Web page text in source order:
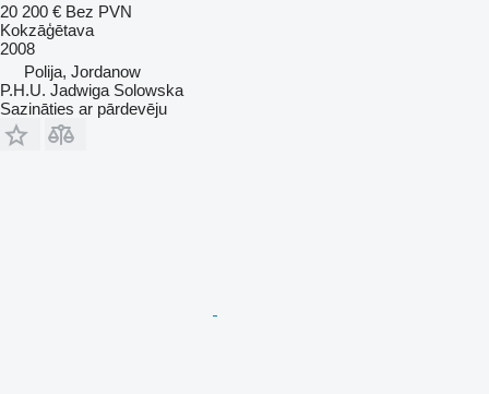
20 200 € Bez PVN
Kokzāģētava
2008
Polija, Jordanow
P.H.U. Jadwiga Solowska
Sazināties ar pārdevēju